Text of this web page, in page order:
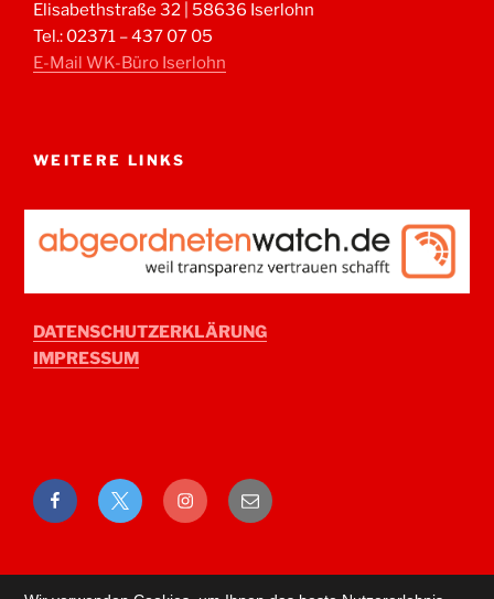
Elisabethstraße 32 | 58636 Iserlohn
Tel.: 02371 – 437 07 05
E-Mail WK-Büro Iserlohn
WEITERE LINKS
DATENSCHUTZERKLÄRUNG
IMPRESSUM
FacebookTwitter Instagram
E-
Mail